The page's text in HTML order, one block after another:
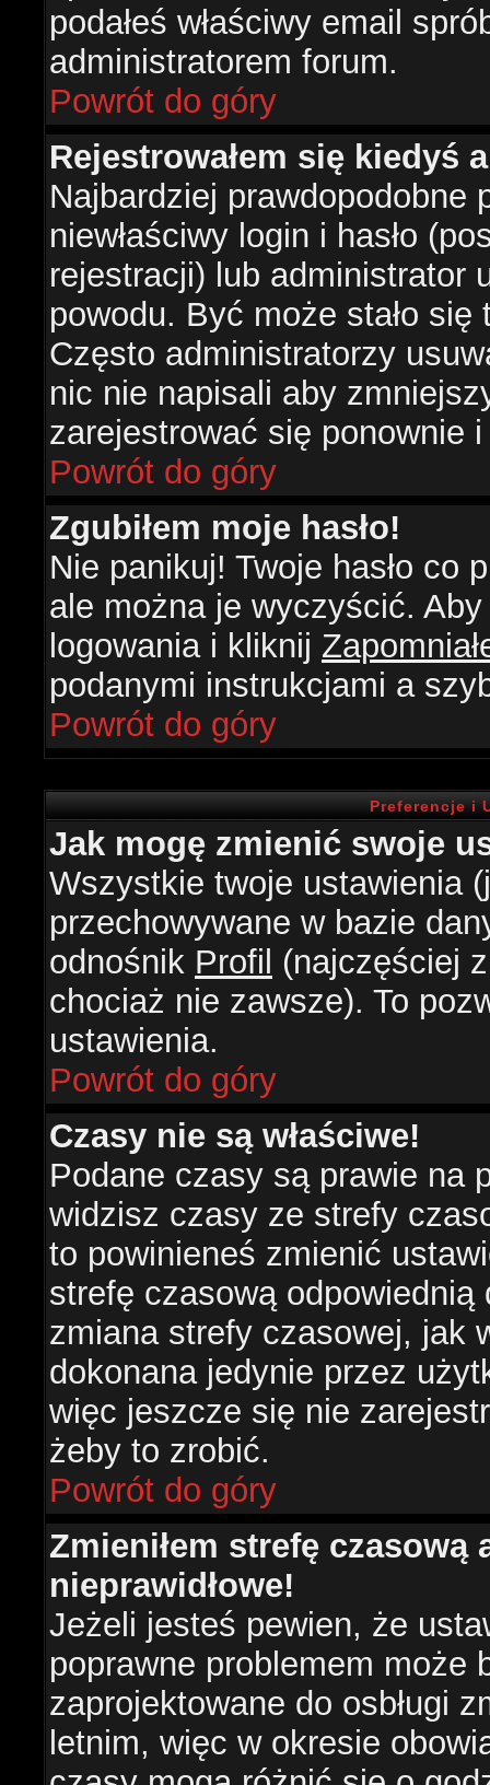
podałeś właściwy email
administratorem forum.
Powrót do góry
Rejestrowałem się kiedyś
Najbardziej prawdopodobne
niewłaściwy login i hasło
rejestracji) lub administrator
powodu. Być może stało
Często administratorzy
nic nie napisali aby
zarejestrować się ponownie
Powrót do góry
Zgubiłem moje hasło!
Nie panikuj! Twoje hasło co
ale można je wyczyścić.
logowania i kliknij
podanymi instrukcjami a
Powrót do góry
Preferencje i
Jak mogę zmienić swoje
Wszystkie twoje ustawienia
przechowywane w bazie
odnośnik Profil (najczęściej
chociaż nie zawsze). To
ustawienia.
Powrót do góry
Czasy nie są właściwe!
Podane czasy są prawie na
widzisz czasy ze strefy
to powinieneś zmienić
strefę czasową
zmiana strefy czasowej, jak
dokonana jedynie przez
więc jeszcze się nie
żeby to zrobić.
Powrót do góry
Zmieniłem strefę czasową
nieprawidłowe!
Jeżeli jesteś pewien, że
poprawne problemem może
zaprojektowane do osbługi
letnim, więc w okresie